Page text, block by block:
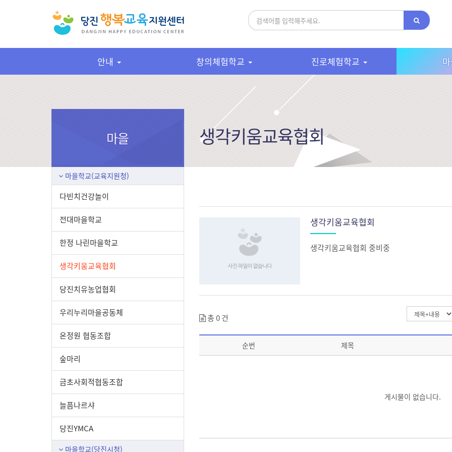
안내 창의체험학교 진로체험학교
마을
마을학교(교육지원청)
다빈치건강놀이
전대마을학교
한정 나린마을학교
생각키움교육협회
당진치유농업협회
우리누리마을공동체
온정원 협동조합
숲마리
금초사회적협동조합
늘픔나르샤
당진YMCA
마을학교(당진시청)
생각키움교육협회
생각키움교육협회
생각키움교육협회 중비중
총 0 건
순번 제목
게시물이 없습니다.